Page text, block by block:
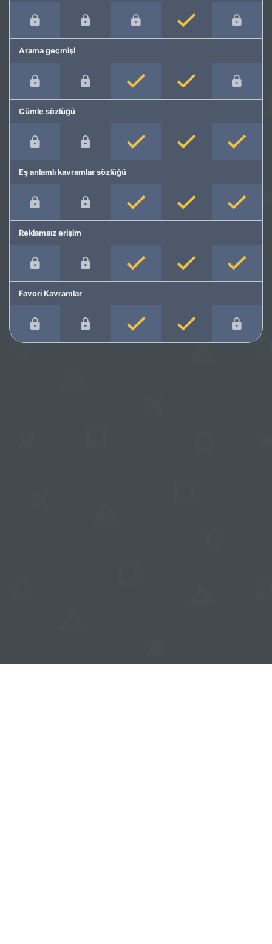
Arama geçmişi
Cümle sözlüğü
Eş anlamlı kavramlar sözlüğü
Reklamsız erişim
Favori Kavramlar